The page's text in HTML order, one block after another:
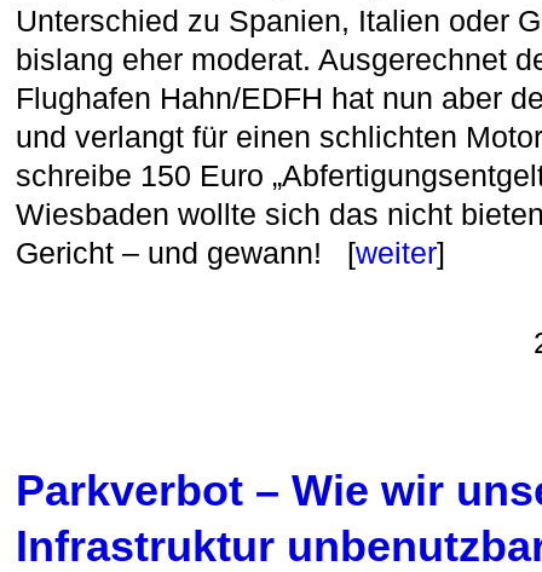
Unterschied zu Spanien, Italien oder
bislang eher moderat. Ausgerechnet
Flughafen Hahn/EDFH hat nun aber
und verlangt für einen schlichten
schreibe 150 Euro
Wiesbaden wollte sich das nicht
Gericht – und gewann! [weiter]
Parkverbot – Wie wir
Infrastruktur